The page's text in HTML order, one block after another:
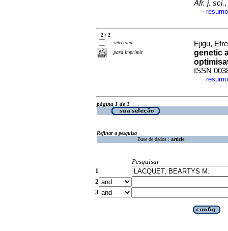
Afr. j. sci.
·
2 / 2
seleciona
para imprimir
Ejigu,
genetic
ISSN
·
página 1 de 1
Refinar a pesquisa
Base de dados : article
Pesquisar
1
2
3